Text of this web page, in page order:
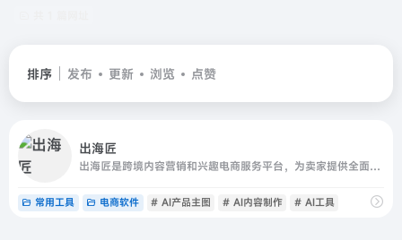
排序 发布 更新 浏览 点赞
出海匠
出海匠是跨境内容营销和兴趣电商服务平台，为卖家提供全面精准的数据分析、AI内容制作和社媒发布管理一站式服务；平台整合TikTok Shop全球商品、店铺、达人、视频、广告、直播数据，提供AI产品主图、AI视频生成、数字人口播、智能脚本等创作工具，并支持多平台视频发布和社媒运营管理
常用工具 电商软件 # AI产品主图 # AI内容制作 # AI工具